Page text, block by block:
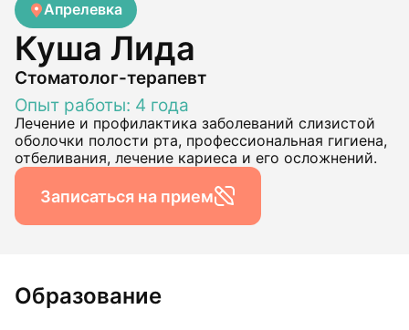
Апрелевка
Куша Лида
Стоматолог-терапевт
Опыт работы: 4 года
Лечение и профилактика заболеваний слизистой
оболочки полости рта, профессиональная гигиена,
отбеливания, лечение кариеса и его осложнений.
Записаться на прием
Образование